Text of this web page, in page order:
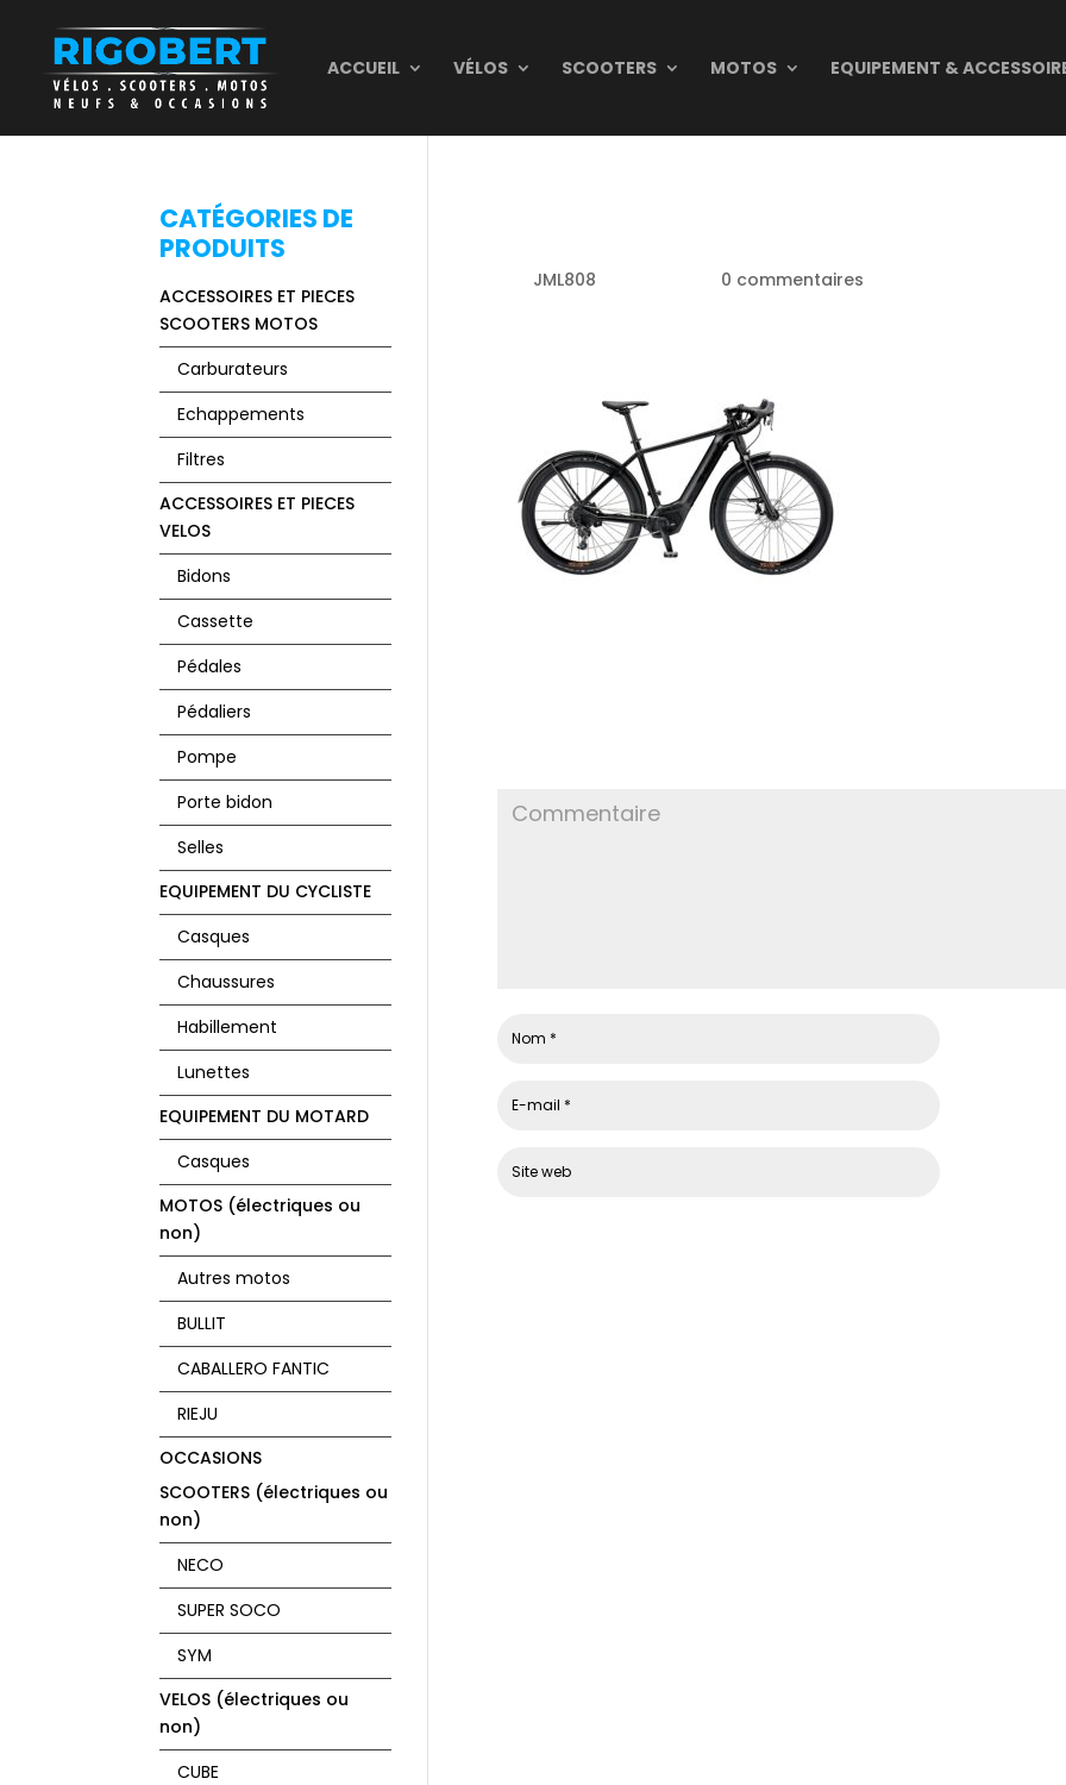
ACCUEIL VÉLOS SCOOTERS MOTOS EQUIPEMENT &
JML808 0 commentaires
CATÉGORIES DE
PRODUITS
ACCESSOIRES ET PIECES
SCOOTERS MOTOS
Carburateurs
Echappements
Filtres
ACCESSOIRES ET PIECES
VELOS
Bidons
Cassette
Pédales
Pédaliers
Pompe
Porte bidon
Selles
EQUIPEMENT DU CYCLISTE
Casques
Chaussures
Habillement
Lunettes
EQUIPEMENT DU MOTARD
Casques
MOTOS (électriques ou
non)
Autres motos
BULLIT
CABALLERO FANTIC
RIEJU
OCCASIONS
SCOOTERS (électriques ou
non)
NECO
SUPER SOCO
SYM
VELOS (électriques ou
non)
CUBE